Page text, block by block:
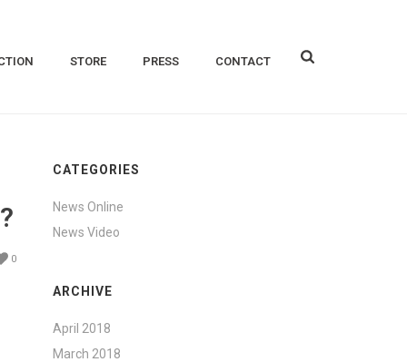
STORE PRESS CONTACT
0
CATEGORIES
News Online
News Video
ARCHIVE
April 2018
March 2018